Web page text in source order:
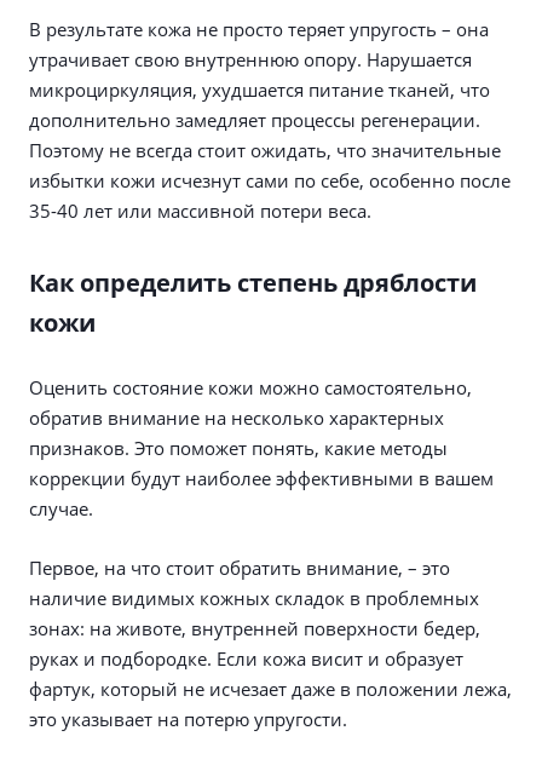
В результате кожа не просто теряет упругость – она
утрачивает свою внутреннюю опору. Нарушается
микроциркуляция, ухудшается питание тканей, что
дополнительно замедляет процессы регенерации.
Поэтому не всегда стоит ожидать, что значительные
избытки кожи исчезнут сами по себе, особенно после
35-40 лет или массивной потери веса.
Как определить степень дряблости
кожи
Оценить состояние кожи можно самостоятельно,
обратив внимание на несколько характерных
признаков. Это поможет понять, какие методы
коррекции будут наиболее эффективными в вашем
случае.
Первое, на что стоит обратить внимание, – это
наличие видимых кожных складок в проблемных
зонах: на животе, внутренней поверхности бедер,
руках и подбородке. Если кожа висит и образует
фартук, который не исчезает даже в положении лежа,
это указывает на потерю упругости.